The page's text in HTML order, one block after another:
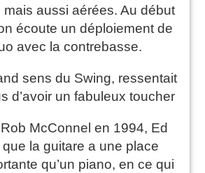
aussi aérées. Au début
écoute un déploiement de
avec la contrebasse.
sens du Swing, ressentait
d’avoir un fabuleux toucher
McConnel en 1994, Ed
la guitare a une place
qu’un piano, en ce qui